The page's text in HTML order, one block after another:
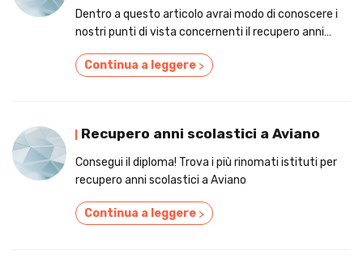
Dentro a questo articolo avrai modo di conoscere i
nostri punti di vista concernenti il recupero anni
Continua a leggere >
Recupero anni scolastici a Aviano
Consegui il diploma! Trova i più rinomati istituti per
recupero anni scolastici a Aviano
Continua a leggere >